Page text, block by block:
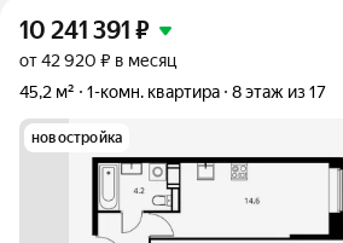
10 241 391 ₽
от 42 920 ₽ в месяц
45,2 м²
1-комн. квартира 8 этаж из 17
новостройка